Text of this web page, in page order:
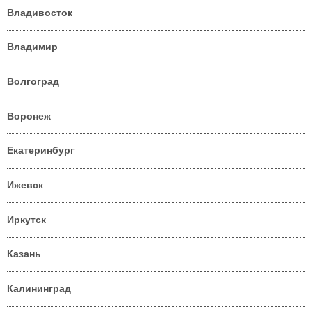
Владивосток
Владимир
Волгоград
Воронеж
Екатеринбург
Ижевск
Иркутск
Казань
Калининград